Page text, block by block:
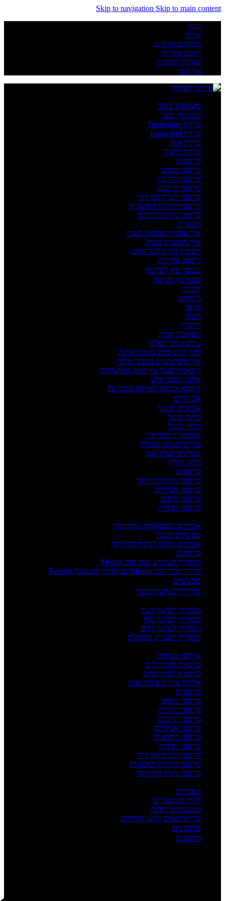
Skip to navigation Skip to main content
חנות
אודות
משווקים מורשים
רישום אחריות
שאלות ותשובות
צור קשר
מעשנת בשר
מעשנות בשר
סדרת Timberline
סדרת Ironwood
סדרת Pro
סדרת ריינג'ר
סרטונים
סרטוני טיפים
סרטוני הדרכה
סרטוני הרכבה
סרטוני הכרת הפיקוד
סרטוני הדלקה ראשונית
סרטוני ניקיון ותחזוקה
העשרה
איך עובדת מעשנת בשר?
איך מעשנים בשר?
רשימת קניות לעל האש
רישום אחריות
שבבי עץ לעישון
שבבי עץ לעישון
דובדבן
מיסקיט
פקאן
תפוח
היקורי
תערובת הבית
עולם שבבי הפלט
למה להשתמש בשבבי פלט?
איך משתמשים בשבבי פלט?
התאמת שבבי עץ למנה המושלמת
אחסון שבבי פלט
קופסא ומכסה לאחסון שבבי עץ
אביזרים
אביזרים למנגל
כלים למנגל
כיסוי למנגל
אקססוריז לטרייגר
טרייגריסטים בסטייל
תבלינים לעל האש
חלקי חילוף
סרטונים
סרטוני ניקיון ותחזוקה
סרטוני אביזרים
סרטוני טיפים
סרטוני תדמית
אביזרים בטכנולוגיה מתקדמת
סט כלים למנגל
אביזרים וכלים לניקיון ותחזוקה
סרטונים
המדריך לשימוש במד חום Meater
מדריך למד חום Meater שמתחבר למעשנה Traeger
מבצעים
מדריך לעישון בשר
המדריך לעישון בשר
המדריך לעישון עוף
המדריך לעישון דגים
המדריך לסטייק המושלם
אירועי טעימות
סדנאות למתחילים
סדנאות למתקדמים
ארכיון אירועים וסדנאות
סרטונים
סרטוני טיפים
סרטוני הדרכה
סרטוני הרכבה
סרטוני אביזרים
סרטוני מתכונים
סרטוני תדמית
סרטוני הכרת הפיקוד
סרטוני הדלקה ראשונית
סרטוני ניקיון ותחזוקה
מאמרים
לקוחות מספרים
מעשנות מיוחדות
טרייגריסטים למען החיילים
מתכונים
מתכונים